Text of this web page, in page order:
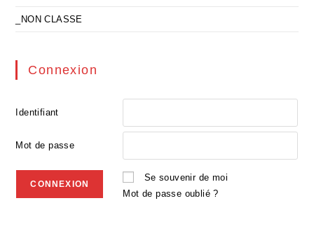
_NON CLASSE
Connexion
Identifiant
Mot de passe
Se souvenir de moi
Mot de passe oublié ?